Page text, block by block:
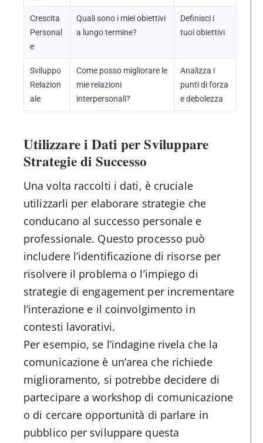
Crescita
Personal
e
Quali sono i miei obiettivi
a lungo termine?
Definisci i
tuoi obiettivi
Sviluppo
Relazion
ale
Come posso migliorare le
mie relazioni
interpersonali?
Analizza i
punti di forza
e debolezza
Utilizzare i Dati per Sviluppare
Strategie di Successo
Una volta raccolti i dati, è cruciale
utilizzarli per elaborare strategie che
conducano al successo personale e
professionale. Questo processo può
includere l’identificazione di risorse per
risolvere il problema o l’impiego di
strategie di engagement per incrementare
l’interazione e il coinvolgimento in
contesti lavorativi.
Per esempio, se l’indagine rivela che la
comunicazione è un’area che richiede
miglioramento, si potrebbe decidere di
partecipare a workshop di comunicazione
o di cercare opportunità di parlare in
pubblico per sviluppare questa